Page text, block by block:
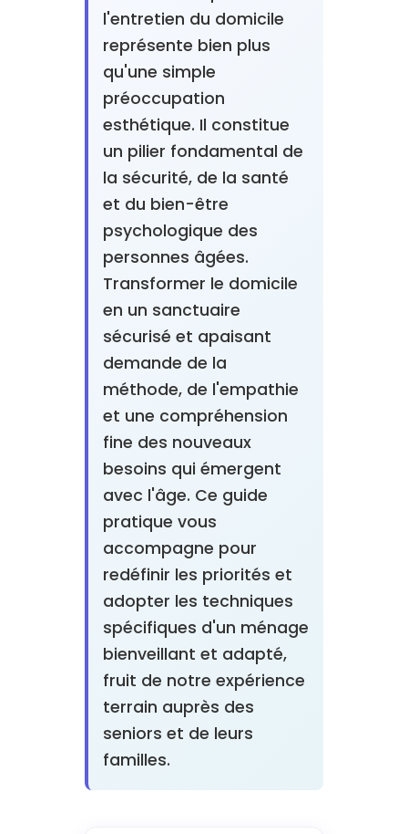
l'entretien du domicile
représente bien plus
qu'une simple
préoccupation
esthétique. Il constitue
un pilier fondamental de
la sécurité, de la santé
et du bien-être
psychologique des
personnes âgées.
Transformer le domicile
en un sanctuaire
sécurisé et apaisant
demande de la
méthode, de l'empathie
et une compréhension
fine des nouveaux
besoins qui émergent
avec l'âge. Ce guide
pratique vous
accompagne pour
redéfinir les priorités et
adopter les techniques
spécifiques d'un ménage
bienveillant et adapté,
fruit de notre expérience
terrain auprès des
seniors et de leurs
familles.